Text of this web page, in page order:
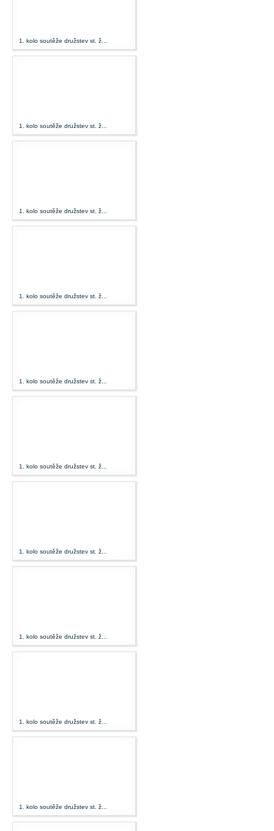
1. kolo soutěže družstev st. ž...
1. kolo soutěže družstev st. ž...
1. kolo soutěže družstev st. ž...
1. kolo soutěže družstev st. ž...
1. kolo soutěže družstev st. ž...
1. kolo soutěže družstev st. ž...
1. kolo soutěže družstev st. ž...
1. kolo soutěže družstev st. ž...
1. kolo soutěže družstev st. ž...
1. kolo soutěže družstev st. ž...